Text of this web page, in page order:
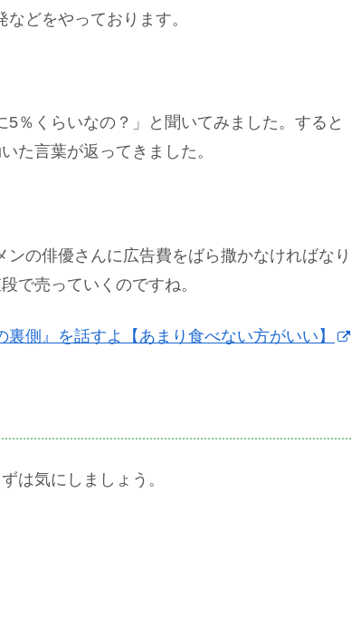
どをやっております。
％くらいなの？」と聞いてみました。すると
た言葉が返ってきました。
の俳優さんに広告費をばら撒かなければなり
で売っていくのですね。
側』を話すよ【あまり食べない方がいい】
は気にしましょう。